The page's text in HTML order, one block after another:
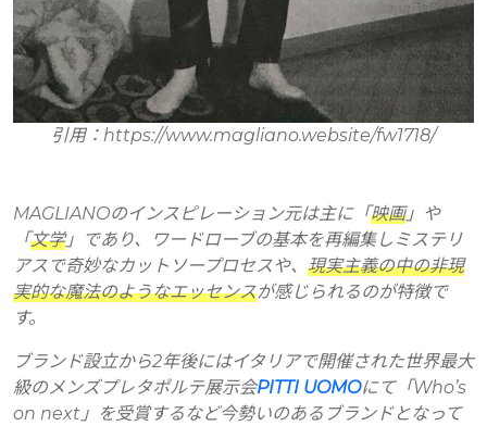
引用：https://www.magliano.website/fw1718/
MAGLIANOのインスピレーション元は主に「映画」や
「文学」であり、ワードローブの基本を再編集しミステリ
アスで奇妙なカットソープロセスや、 現実主義の中の非現
実的な魔法のようなエッセンスが感じられるのが特徴で
す。
ブランド設立から2年後にはイタリアで開催された世界最大
級のメンズプレタポルテ展示会PITTI UOMOにて「Who’s
on next」を受賞するなど今勢いのあるブランドとなって